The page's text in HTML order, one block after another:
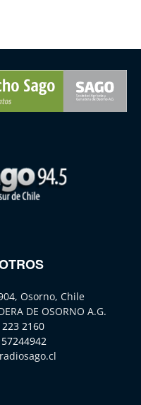
Osorno, Chile
DE OSORNO A.G.
2160